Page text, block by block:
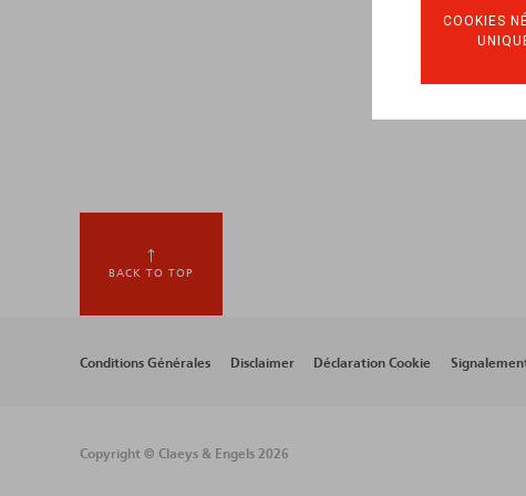
COOKIES
BACK TO TOP
Footer
Conditions Générales Disclaimer Déclaration Cookie
Copyright © Claeys & Engels 2026